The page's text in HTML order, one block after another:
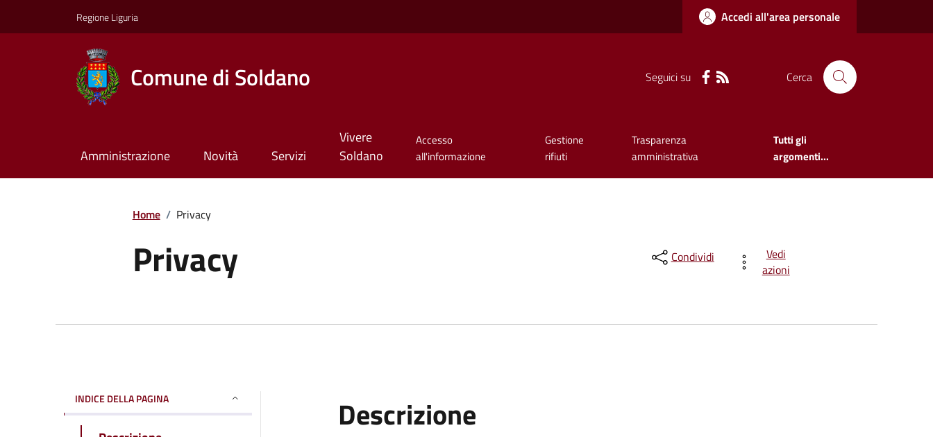
Regione Liguria Accedi all'area personale
Comune di Soldano Seguici su Cerca
Amministrazione Novità Servizi
Vivere
Soldano
Accesso
all'informazione
Gestione
rifiuti
Trasparenza
amministrativa
Tutti gli
argomenti...
Home / Privacy
Privacy Condividi
Vedi
azioni
INDICE DELLA PAGINA Descrizione